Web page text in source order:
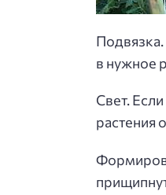
Подвязка.
в нужное
Свет.
растения